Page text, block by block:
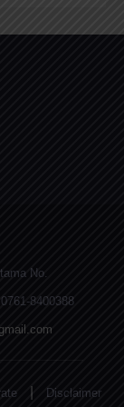
No.
8400388
Disclaimer